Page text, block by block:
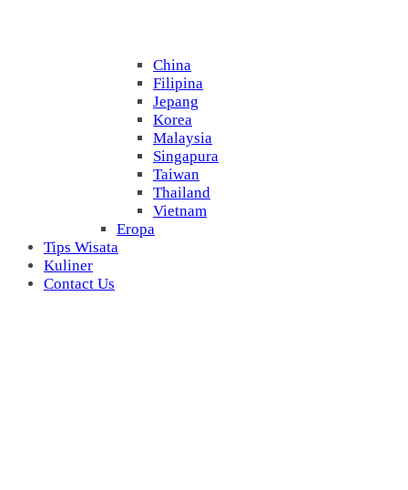
China
Filipina
Jepang
Korea
Malaysia
Singapura
Taiwan
Thailand
Vietnam
Eropa
Tips Wisata
Kuliner
Contact Us